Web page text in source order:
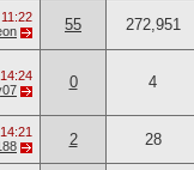
11:22
55 272,951
14:24
0 4
14:21
2 28